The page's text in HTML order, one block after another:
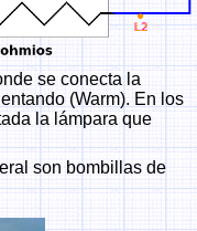
se conecta la
(Warm). En los
la lámpara que
son bombillas de